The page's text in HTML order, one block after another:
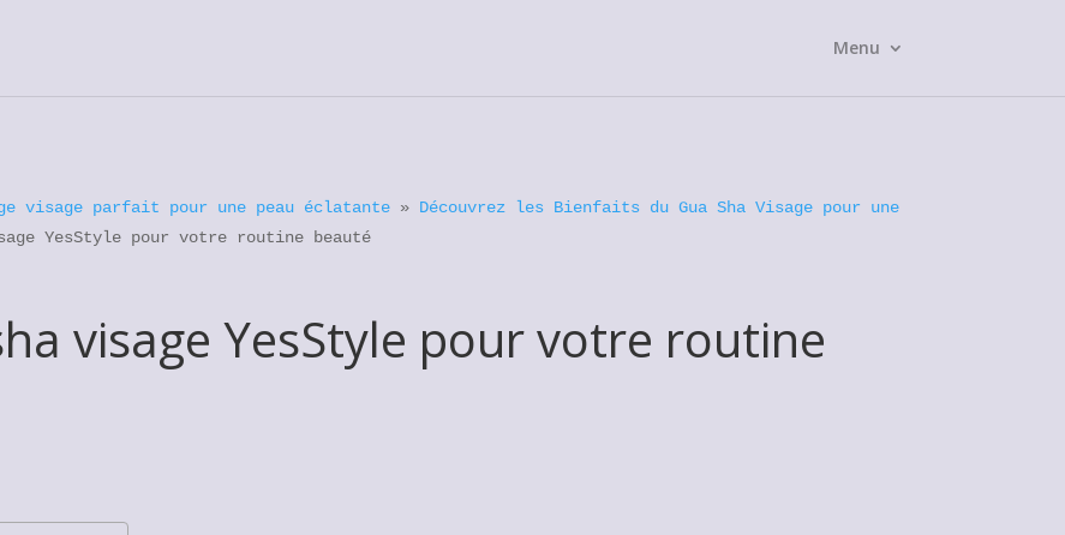
Menu
visage parfait pour une peau éclatante » Découvrez les Bienfaits du Gua Sha Visage pour une
YesStyle pour votre routine beauté
visage YesStyle pour votre routine